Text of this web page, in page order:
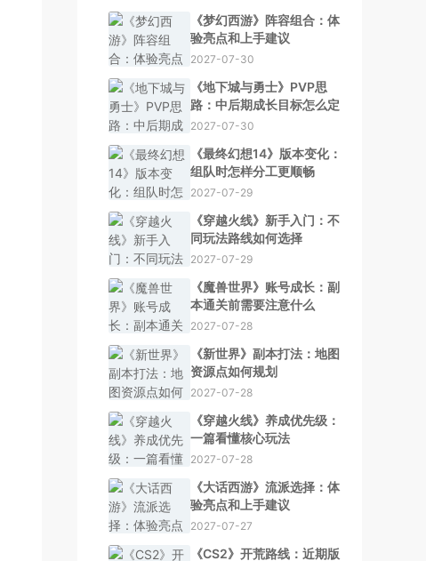
《梦幻西游》阵容组合：体
验亮点和上手建议
2027-07-30
《地下城与勇士》PVP思
路：中后期成长目标怎么定
2027-07-30
《最终幻想14》版本变化：
组队时怎样分工更顺畅
2027-07-29
《穿越火线》新手入门：不
同玩法路线如何选择
2027-07-29
《魔兽世界》账号成长：副
本通关前需要注意什么
2027-07-28
《新世界》副本打法：地图
资源点如何规划
2027-07-28
《穿越火线》养成优先级：
一篇看懂核心玩法
2027-07-28
《大话西游》流派选择：体
验亮点和上手建议
2027-07-27
《CS2》开荒路线：近期版